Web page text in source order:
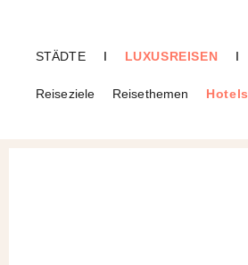
STÄDTE I LUXUSREISEN
Reiseziele Reisethemen Hotels
I